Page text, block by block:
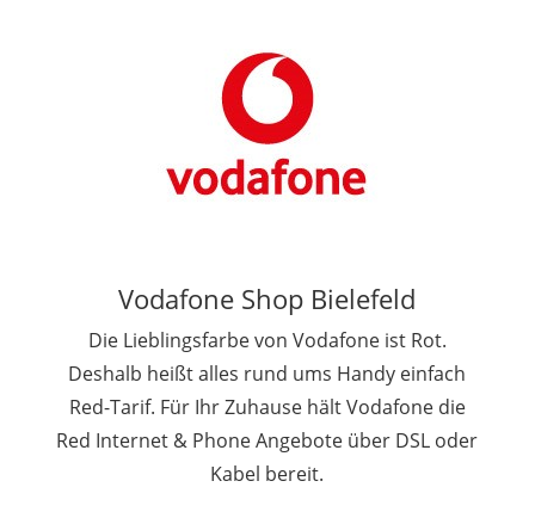
Vodafone Shop Bielefeld
Die Lieblingsfarbe von Vodafone ist Rot.
Deshalb heißt alles rund ums Handy einfach
Red-Tarif. Für Ihr Zuhause hält Vodafone die
Red Internet & Phone Angebote über DSL oder
Kabel bereit.